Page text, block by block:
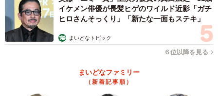
3/4
そして、中級クラスでの実践1件目。犬のくるん君の写真
イケメン俳優が長髪ヒゲのワイルド近影「ガチ
ヒロさんそっくり」「新たな一面もステキ」
まいどなトピック
６位以降を見る
まいどなファミリー
（新着記事順）